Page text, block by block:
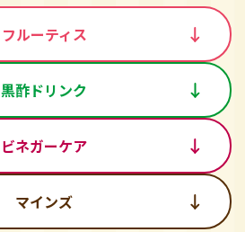
フルーティス
黒酢ドリンク
ビネガーケア
マインズ